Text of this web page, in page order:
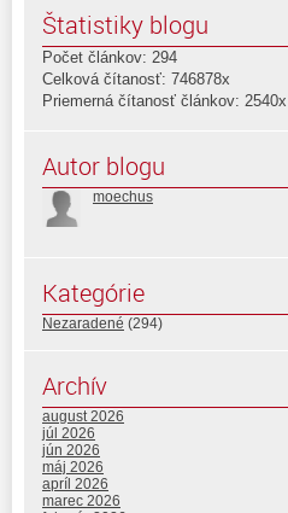
Štatistiky blogu
Počet článkov: 294
Celková čítanosť: 746878x
Priemerná čítanosť článkov: 2540x
Autor blogu
moechus
Kategórie
Nezaradené (294)
Archív
august 2026
júl 2026
jún 2026
máj 2026
apríl 2026
marec 2026